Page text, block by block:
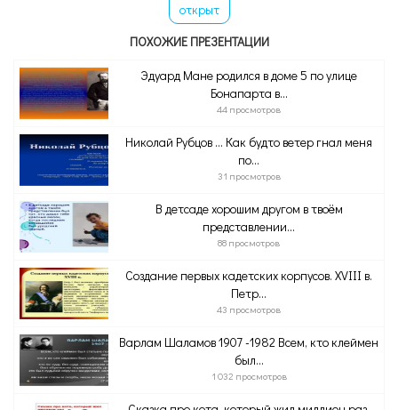
открыт
ПОХОЖИЕ ПРЕЗЕНТАЦИИ
Эдуард Мане родился в доме 5 по улице
Бонапарта в...
44 просмотров
Николай Рубцов … Как будто ветер гнал меня
по...
31 просмотров
В детсаде хорошим другом в твоём
представлении...
88 просмотров
Создание первых кадетских корпусов. XVIII в.
Петр...
43 просмотров
Варлам Шаламов 1907 -1982 Всем, кто клеймен
был...
1 032 просмотров